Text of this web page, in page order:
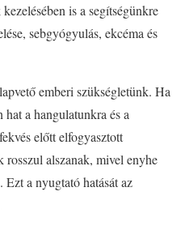
is a segítségünkre
sebgyógyulás, ekcéma és
emberi szükségletünk. Ha
a hangulatunkra és a
előtt elfogyasztott
alszanak, mivel enyhe
a nyugtató hatását az